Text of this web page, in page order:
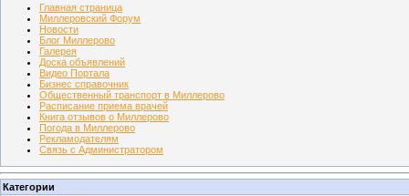
Главная страница
Миллеровский Форум
Новости
Блог Миллерово
Галерея
Доска объявлений
Видео Портала
Бизнес справочник
Общественный транспорт в Миллерово
Расписание приема врачей
Книга отзывов о Миллерово
Погода в Миллерово
Рекламодателям
Связь с Администратором
Категории